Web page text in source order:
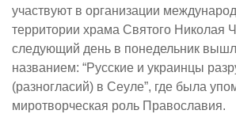
участвуют в организации
территории храма Святого Николая
следующий день в понедельник
названием: “Русские и украинцы
(разногласий) в Сеуле”, где была
миротворческая роль Православия.